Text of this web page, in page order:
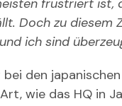
frustriert ist,
Doch zu diesem
ich sind
den
wie das HQ in